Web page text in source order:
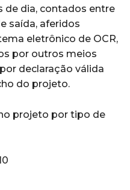
de dia, contados entre
saída, aferidos
eletrônico de OCR,
por outros meios
declaração válida
do projeto.
projeto por tipo de